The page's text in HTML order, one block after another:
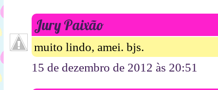
Jury Paixão
muito lindo, amei. bjs.
15 de dezembro de 2012 às 20:51